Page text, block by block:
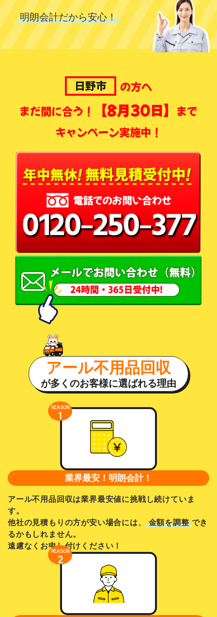
明朗会計だから安心！
日野市
の方へ
まだ間に合う！
【8月30日】 まで
キャンペーン実施中！
アール不用品回収
が多くのお客様に選ばれる理由
REASON
1
業界最安！明朗会計！
アール不用品回収は業界最安値に挑戦し続けていま
す。
他社の見積もりの方が安い場合には、
金額を調整 でき
るかもしれません。
遠慮なくお申し付けください！
REASON
2